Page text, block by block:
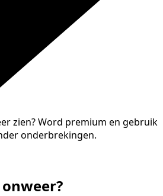
zien?Word premium en gebruik
onderbrekingen.